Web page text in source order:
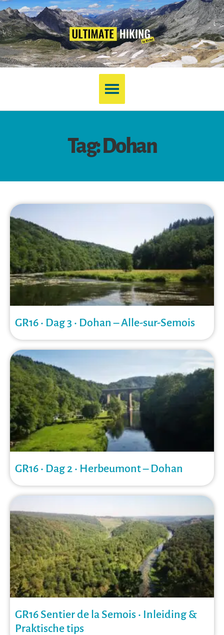
Tag: Dohan
GR16 • Dag 3 • Dohan – Alle-sur-Semois
GR16 • Dag 2 • Herbeumont – Dohan
GR16 Sentier de la Semois • Inleiding &
Praktische tips